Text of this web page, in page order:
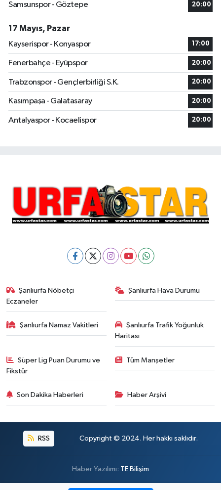
Samsunspor - Göztepe 20:00
17 Mayıs, Pazar
Kayserispor - Konyaspor
17:00
Fenerbahçe - Eyüpspor 20:00
Trabzonspor - Gençlerbirliği S.K. 20:00
Kasımpaşa - Galatasaray 20:00
Antalyaspor - Kocaelispor 20:00
Şanlıurfa Nöbetçi
Eczaneler
Şanlıurfa Hava Durumu
Şanlıurfa Namaz Vakitleri
Şanlıurfa Trafik Yoğunluk
Haritası
Süper Lig Puan Durumu ve
Fikstür
Tüm Manşetler
Son Dakika Haberleri Haber Arşivi
RSS Copyright © 2024. Her hakkı saklıdır.
Haber Yazılımı: TE Bilişim